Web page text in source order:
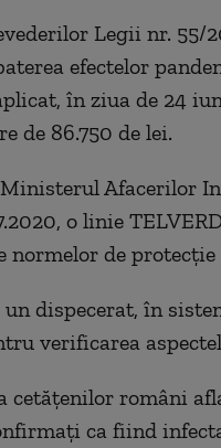
Legii nr. 55/
efectelor
în ziua de 24
de 86.750 de lei.
Afacerilor
o linie
normelor de
dispecerat, în
verificarea
cetățenilor români
ca fiind